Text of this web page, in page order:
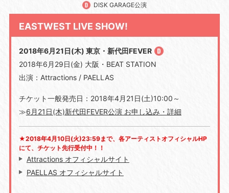
DISK GARAGE公演
EASTWEST LIVE SHOW!
2018年6月21日(木) 東京・新代田FEVER
2018年6月29日(金) 大阪・BEAT STATION
出演：Attractions / PAELLAS
チケット一般発売日：2018年4月21日(土)10:00～
≫6月21日(木)新代田FEVER公演 お申し込み・詳細
★2018年4月10日(火)23:59まで、各アーティストオフィシャルHP
にて、チケット先行受付中！！
Attractions オフィシャルサイト
PAELLAS オフィシャルサイト